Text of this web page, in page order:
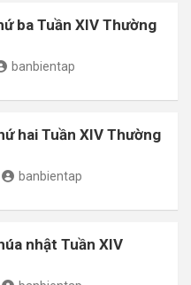
ba Tuần XIV Thường
banbientap
hai Tuần XIV Thường
banbientap
nhật Tuần XIV